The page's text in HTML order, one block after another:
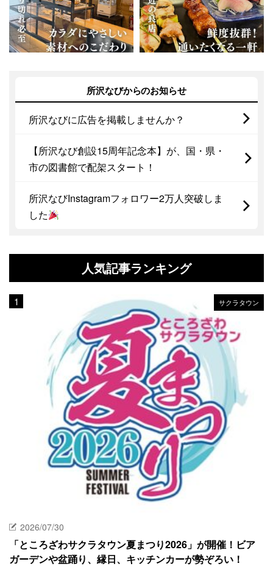
所沢なびからのお知らせ
所沢なびに広告を掲載しませんか？
【所沢なび創設15周年記念本】が、国・県・
市の図書館で配架スタート！
所沢なびInstagramフォロワー2万人突破しま
した
人気記事ランキング
サクラタウン
2026/07/30
「ところざわサクラタウン夏まつり2026」が開催！ビア
ガーデンや盆踊り、縁日、キッチンカーが勢ぞろい！